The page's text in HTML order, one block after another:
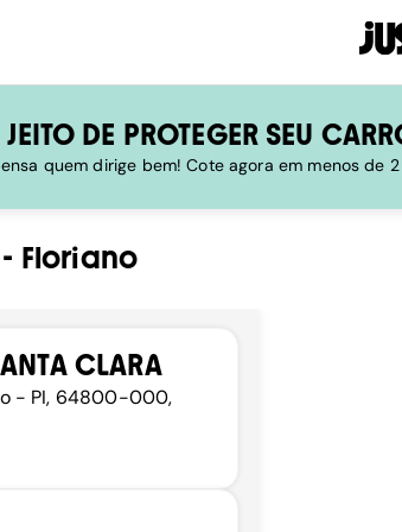
DE PROTEGER SEU
quem dirige bem! Cote agora em menos de
- Floriano
CLARA
- PI, 64800-000,